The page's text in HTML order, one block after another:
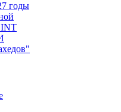
годы